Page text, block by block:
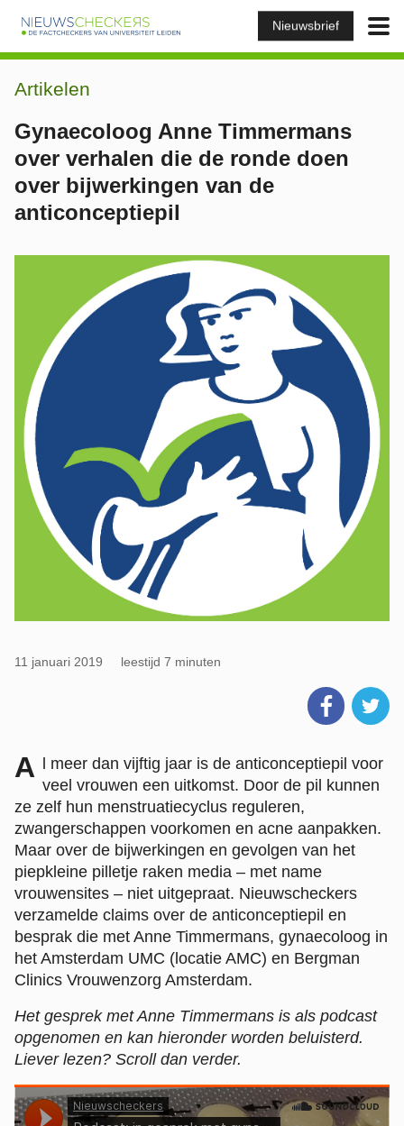
Nieuwsbrief
Artikelen
Gynaecoloog Anne Timmermans
over verhalen die de ronde doen
over bijwerkingen van de
anticonceptiepil
11 januari 2019 leestijd 7 minuten
A l meer dan vijftig jaar is de anticonceptiepil voor
veel vrouwen een uitkomst. Door de pil kunnen
ze zelf hun menstruatiecyclus reguleren,
zwangerschappen voorkomen en acne aanpakken.
Maar over de bijwerkingen en gevolgen van het
piepkleine pilletje raken media – met name
vrouwensites – niet uitgepraat. Nieuwscheckers
verzamelde claims over de anticonceptiepil en
besprak die met Anne Timmermans, gynaecoloog in
het Amsterdam UMC (locatie AMC) en Bergman
Clinics Vrouwenzorg Amsterdam.
Het gesprek met Anne Timmermans is als podcast
opgenomen en kan hieronder worden beluisterd.
Liever lezen? Scroll dan verder.